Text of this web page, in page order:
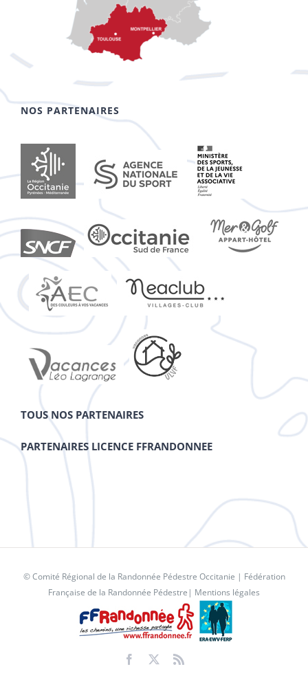
NOS PARTENAIRES
TOUS NOS PARTENAIRES
PARTENAIRES LICENCE FFRANDONNEE
© Comité Régional de la Randonnée Pédestre Occitanie | Fédération
Française de la Randonnée Pédestre | Mentions légales
Facebook